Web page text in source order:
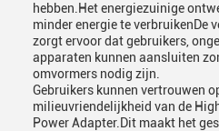
hebben.Het energiezuinige
minder energie te verbruikenDe
zorgt ervoor dat gebruikers,
apparaten kunnen aansluiten
omvormers nodig zijn.
Gebruikers kunnen vertrouwen
milieuvriendelijkheid van de
Power Adapter.Dit maakt het